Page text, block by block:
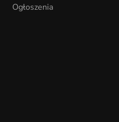
Ogłoszenia